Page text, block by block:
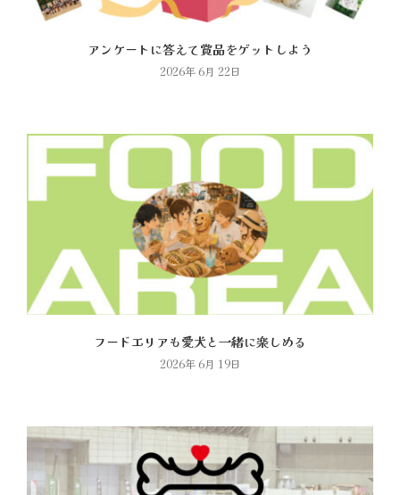
アンケートに答えて賞品をゲットしよう
2026年 6月 22日
フードエリアも愛犬と一緒に楽しめる
2026年 6月 19日